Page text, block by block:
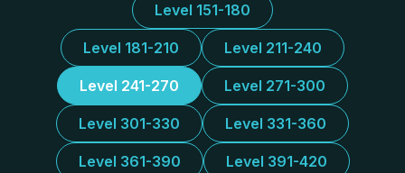
Level 151-180
Level 181-210 Level 211-240
Level 241-270 Level 271-300
Level 301-330 Level 331-360
Level 361-390 Level 391-420